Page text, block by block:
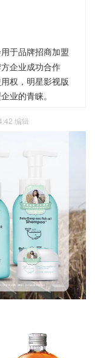
于品牌招商加盟
企业成功合作
权，明星影视版
业的青睐。
编辑